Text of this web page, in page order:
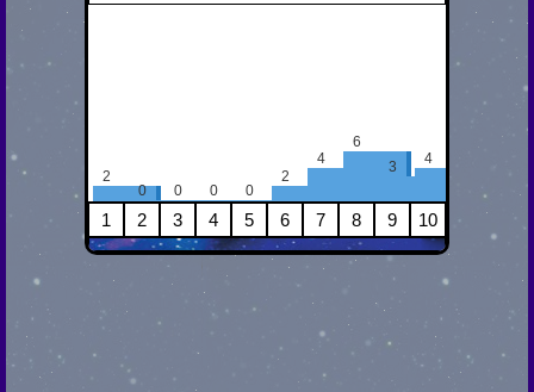
2
0
0 0 0
2
4
6
3
4
1 2 3 4 5 6 7 8 9 10